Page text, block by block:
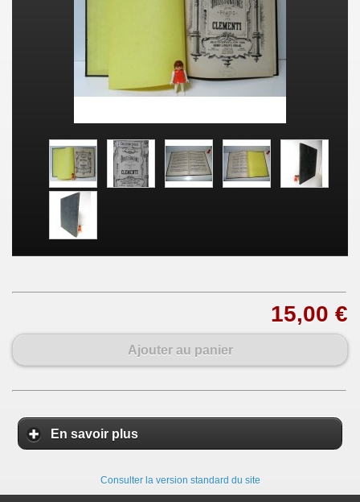
15,00 €
Ajouter au panier
En savoir plus
Consulter la version standard du site